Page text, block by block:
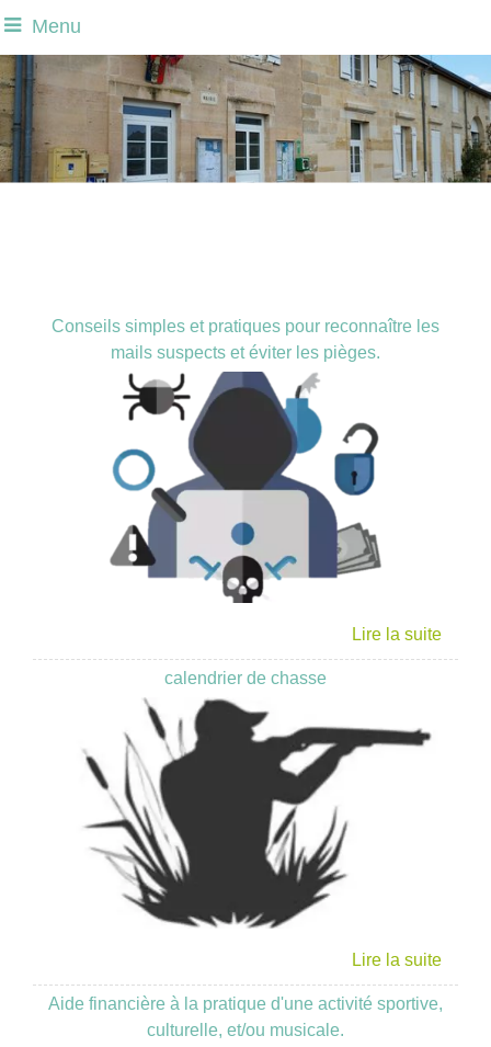
Menu
Conseils simples et pratiques pour reconnaître les
mails suspects et éviter les pièges.
calendrier de chasse
Aide financière à la pratique d'une activité sportive,
culturelle, et/ou musicale.